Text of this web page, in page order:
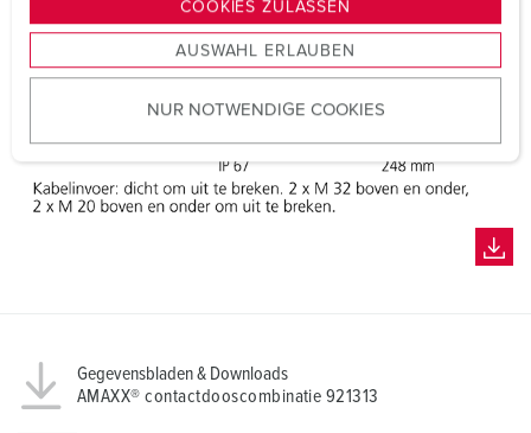
s
u
w
h
COOKIES ZULASSEN
AUSWAHL ERLAUBEN
NUR NOTWENDIGE COOKIES
Gegevensbladen & Downloads
AMAXX® contactdooscombinatie 921313